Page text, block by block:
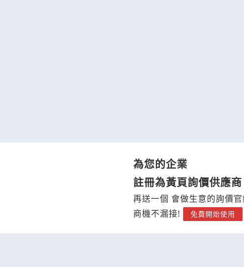
為您的企業
註冊為黃頁詢價供應商
再送一個 會做生意的詢價
商機不漏接!
免費開始使用